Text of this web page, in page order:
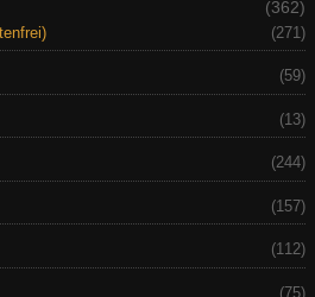
(362)
(271)
(59)
(13)
(244)
(157)
(112)
(75)